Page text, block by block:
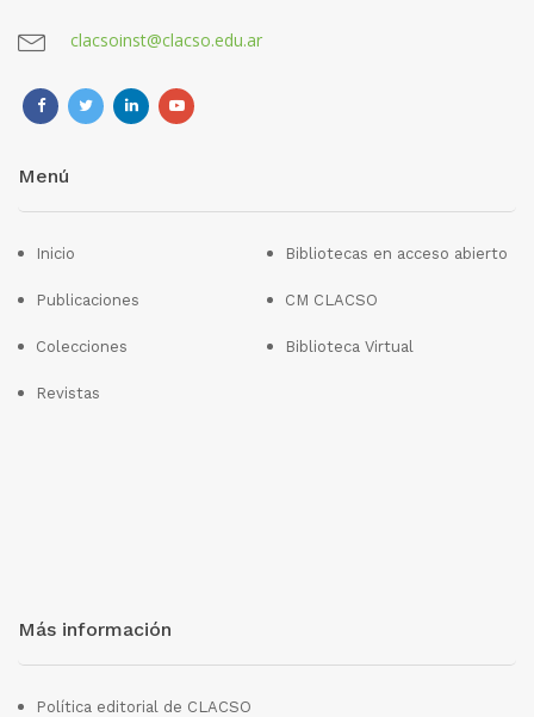
clacsoinst@clacso.edu.ar
Menú
Inicio
Publicaciones
Colecciones
Revistas
Bibliotecas en acceso abierto
CM CLACSO
Biblioteca Virtual
Más información
Política editorial de CLACSO